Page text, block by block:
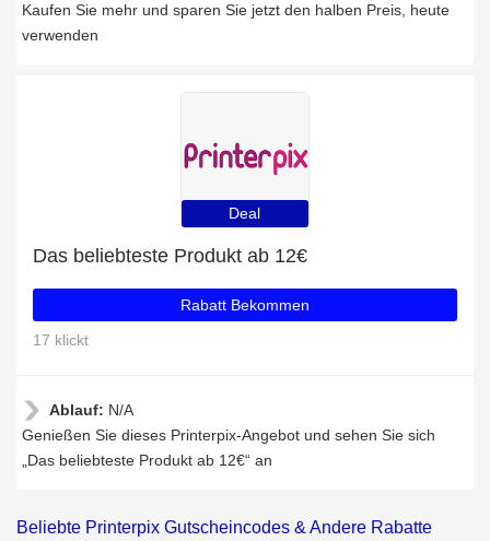
Kaufen Sie mehr und sparen Sie jetzt den halben Preis, heute
verwenden
Deal
Das beliebteste Produkt ab 12€
Rabatt Bekommen
17 klickt
Ablauf: N/A
Genießen Sie dieses Printerpix-Angebot und sehen Sie sich
„Das beliebteste Produkt ab 12€“ an
Beliebte Printerpix Gutscheincodes & Andere Rabatte